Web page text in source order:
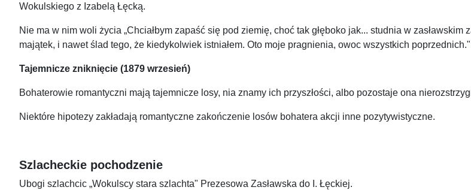
Wokulskiego z Izabelą Łęcką.
Nie ma w nim woli życia „Chciałbym zapaść się pod ziemię, choć tak głęboko jak... studnia w zasławskim
majątek, i nawet ślad tego, że kiedykolwiek istniałem. Oto moje pragnienia, owoc wszystkich
Tajemnicze zniknięcie (1879 wrzesień)
Bohaterowie romantyczni mają tajemnicze losy, nia znamy ich przyszłości, albo pozostaje ona
Niektóre hipotezy zakładają romantyczne zakończenie losów bohatera akcji inne pozytywistyczne.
Szlacheckie pochodzenie
Ubogi szlachcic „Wokulscy stara szlachta" Prezesowa Zasławska do I. Łęckiej.